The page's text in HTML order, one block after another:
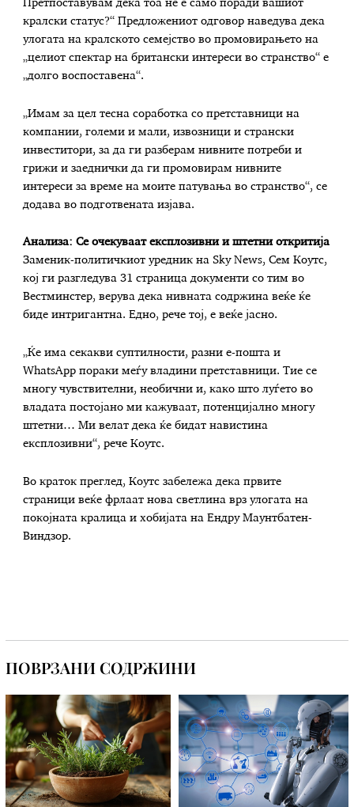
Претпоставувам дека тоа не е само поради вашиот
кралски статус?“ Предложениот одговор наведува дека
улогата на кралското семејство во промовирањето на
„целиот спектар на британски интереси во странство“ е
„долго воспоставена“.
„Имам за цел тесна соработка со претставници на
компании, големи и мали, извозници и странски
инвеститори, за да ги разберам нивните потреби и
грижи и заеднички да ги промовирам нивните
интереси за време на моите патувања во странство“, се
додава во подготвената изјава.
Анализа: Се очекуваат експлозивни и штетни откритија
Заменик-политичкиот уредник на Sky News, Сем Коутс,
кој ги разгледува 31 страница документи со тим во
Вестминстер, верува дека нивната содржина веќе ќе
биде интригантна. Едно, рече тој, е веќе јасно.
„Ќе има секакви суптилности, разни е-пошта и
WhatsApp пораки меѓу владини претставници. Тие се
многу чувствителни, необични и, како што луѓето во
владата постојано ми кажуваат, потенцијално многу
штетни… Ми велат дека ќе бидат навистина
експлозивни“, рече Коутс.
Во краток преглед, Коутс забележа дека првите
страници веќе фрлаат нова светлина врз улогата на
покојната кралица и хобијата на Ендру Маунтбатен-
Виндзор.
ПОВРЗАНИ СОДРЖИНИ